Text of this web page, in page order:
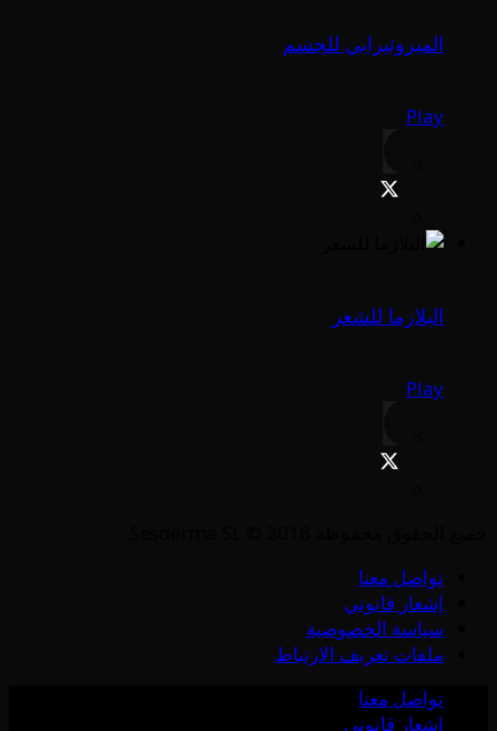
الميزوثيرابي للجسم
Play
البلازما للشعر
Play
تواصل معنا
إشعار قانوني
سياسة الخصوصية
ملفات تعريف الارتباط
تواصل معنا
إشعار قانوني